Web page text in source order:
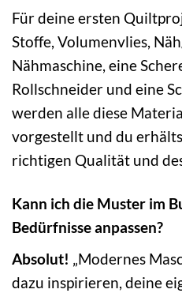
Für deine ersten
Stoffe, Volumenvlies,
Nähmaschine, eine
Rollschneider und eine
werden alle diese
vorgestellt und du
richtigen Qualität und
Kann ich die Muster im
Bedürfnisse anpassen?
Absolut! „Modernes
dazu inspirieren, deine